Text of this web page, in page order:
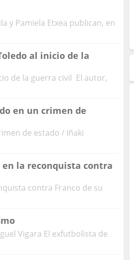
y Pamiela Etxea publican, en
al inicio de la
de la guerra civil El autor,
en un crimen de
de estado / Iñaki
la reconquista contra
contra Franco de su
Vigara El exfutbolista de